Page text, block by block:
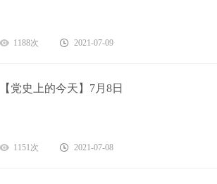
1188次 2021-07-09
【党史上的今天】7月8日
1151次 2021-07-08